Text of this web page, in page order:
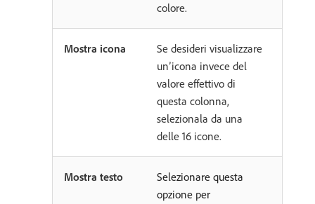
colore.
Mostra icona
Se desideri visualizzare
un’icona invece del
valore effettivo di
questa colonna,
selezionala da una
delle 16 icone.
Mostra testo
Selezionare questa
opzione per